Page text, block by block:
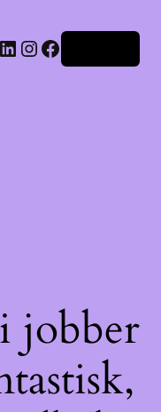
LinkedIn
Instagram
Facebook
jobber